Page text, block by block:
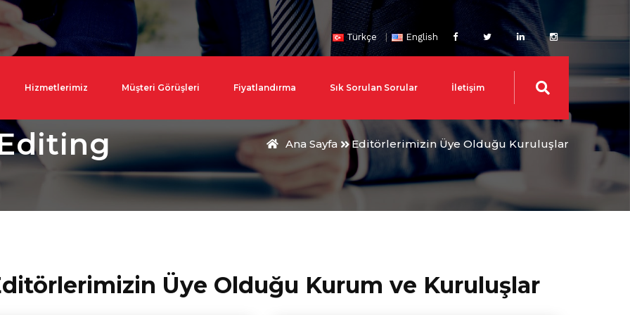
Türkçe English
Hizmetlerimiz Müşteri Görüşleri Fiyatlandırma Sık Sorulan Sorular İletişim
Ana Sayfa Editörlerimizin Üye Olduğu Kuruluşlar
Üye Olduğu Kurum ve Kuruluşlar